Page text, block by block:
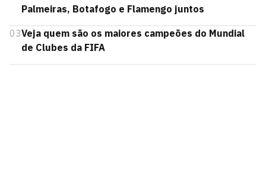
Palmeiras, Botafogo e Flamengo juntos
03Veja quem são os maiores campeões do Mundial
de Clubes da FIFA